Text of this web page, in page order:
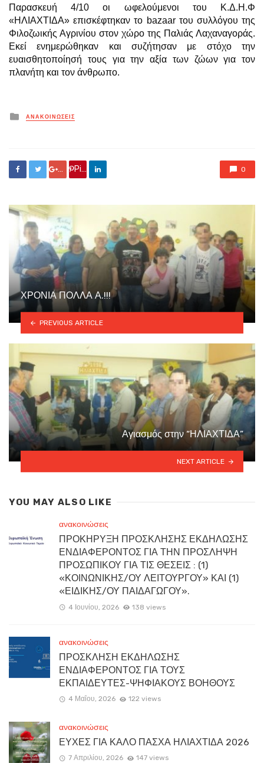
Παρασκευή 4/10 οι ωφελούμενοι του Κ.Δ.Η.Φ
«ΗΛΙΑΧΤΙΔΑ» επισκέφτηκαν το bazaar του συλλόγου της
Φιλοζωικής Αγρινίου στον χώρο της Παλιάς Λαχαναγοράς.
Εκεί ενημερώθηκαν και συζήτησαν με στόχο την
ευαισθητοποίησή τους για την αξία των ζώων για τον
πλανήτη και τον άνθρωπο.
Posted
in
ΑΝΑΚΟΙΝΏΣΕΙΣ
Google +
Pin it 0
ΧΡΟΝΙΑ ΠΟΛΛΑ Α.!!!
PREVIOUS ARTICLE
Αγιασμός στην “ΗΛΙΑΧΤΙΔΑ”
NEXT ARTICLE
YOU MAY ALSO LIKE
ανακοινώσεις
ΠΡΟΚΗΡΥΞΗ ΠΡΟΣΚΛΗΣΗΣ ΕΚΔΗΛΩΣΗΣ
ΕΝΔΙΑΦΕΡΟΝΤΟΣ ΓΙΑ ΤΗΝ ΠΡΟΣΛΗΨΗ
ΠΡΟΣΩΠΙΚΟΥ ΓΙΑ ΤΙΣ ΘΕΣΕΙΣ : (1)
«ΚΟΙΝΩΝΙΚΗΣ/ΟΥ ΛΕΙΤΟΥΡΓΟΥ» ΚΑΙ (1)
«ΕΙΔΙΚΗΣ/ΟΥ ΠΑΙΔΑΓΩΓΟΥ».
4 Ιουνίου, 2026 138 views
ανακοινώσεις
ΠΡΟΣΚΛΗΣΗ ΕΚΔΗΛΩΣΗΣ
ΕΝΔΙΑΦΕΡΟΝΤΟΣ ΓΙΑ ΤΟΥΣ
ΕΚΠΑΙΔΕΥΤΕΣ-ΨΗΦΙΑΚΟΥΣ ΒΟΗΘΟΥΣ
4 Μαΐου, 2026 122 views
ανακοινώσεις
ΕΥΧΕΣ ΓΙΑ ΚΑΛΟ ΠΑΣΧΑ ΗΛΙΑΧΤΙΔΑ 2026
7 Απριλίου, 2026 147 views